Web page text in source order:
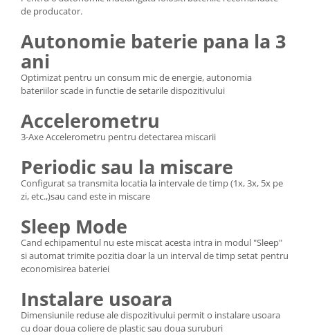
de producator.
Autonomie baterie pana la 3
ani
Optimizat pentru un consum mic de energie, autonomia
bateriilor scade in functie de setarile dispozitivului
Accelerometru
3-Axe Accelerometru pentru detectarea miscarii
Periodic sau la miscare
Configurat sa transmita locatia la intervale de timp (1x, 3x, 5x pe
zi, etc.,)sau cand este in miscare
Sleep Mode
Cand echipamentul nu este miscat acesta intra in modul "Sleep"
si automat trimite pozitia doar la un interval de timp setat pentru
economisirea bateriei
Instalare usoara
Dimensiunile reduse ale dispozitivului permit o instalare usoara
cu doar doua coliere de plastic sau doua suruburi